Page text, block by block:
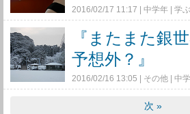
2016/02/17 11:17 中学年 学ぶ
『またまた銀
予想外？』
2016/02/16 13:05 その他 中
ト(0)
次 »